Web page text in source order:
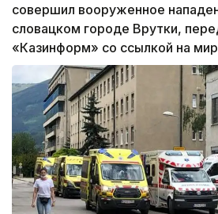
совершил вооруженное
словацком городе Врутки,
«Казинформ» со ссылкой на